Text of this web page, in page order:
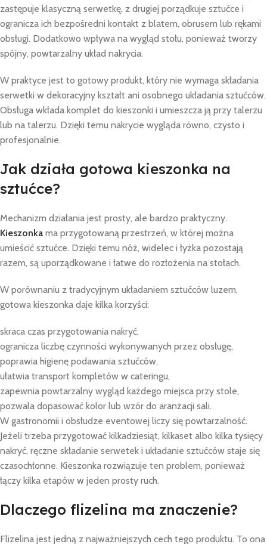
zastępuje klasyczną serwetkę, z drugiej porządkuje sztućce i
ogranicza ich bezpośredni kontakt z blatem, obrusem lub rękami
obsługi. Dodatkowo wpływa na wygląd stołu, ponieważ tworzy
spójny, powtarzalny układ nakrycia.
W praktyce jest to gotowy produkt, który nie wymaga składania
serwetki w dekoracyjny kształt ani osobnego układania sztućców.
Obsługa wkłada komplet do kieszonki i umieszcza ją przy talerzu
lub na talerzu. Dzięki temu nakrycie wygląda równo, czysto i
profesjonalnie.
Jak działa gotowa kieszonka na
sztućce?
Mechanizm działania jest prosty, ale bardzo praktyczny.
Kieszonka ma przygotowaną przestrzeń, w której można
umieścić sztućce. Dzięki temu nóż, widelec i łyżka pozostają
razem, są uporządkowane i łatwe do rozłożenia na stołach.
W porównaniu z tradycyjnym układaniem sztućców luzem,
gotowa kieszonka daje kilka korzyści:
skraca czas przygotowania nakryć,
ogranicza liczbę czynności wykonywanych przez obsługę,
poprawia higienę podawania sztućców,
ułatwia transport kompletów w cateringu,
zapewnia powtarzalny wygląd każdego miejsca przy stole,
pozwala dopasować kolor lub wzór do aranżacji sali.
W gastronomii i obsłudze eventowej liczy się powtarzalność.
Jeżeli trzeba przygotować kilkadziesiąt, kilkaset albo kilka tysięcy
nakryć, ręczne składanie serwetek i układanie sztućców staje się
czasochłonne. Kieszonka rozwiązuje ten problem, ponieważ
łączy kilka etapów w jeden prosty ruch.
Dlaczego flizelina ma znaczenie?
Flizelina jest jedną z najważniejszych cech tego produktu. To ona